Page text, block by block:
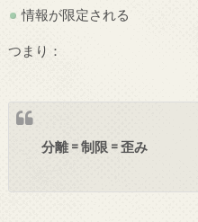
情報が限定される
つまり：
分離 = 制限 = 歪み